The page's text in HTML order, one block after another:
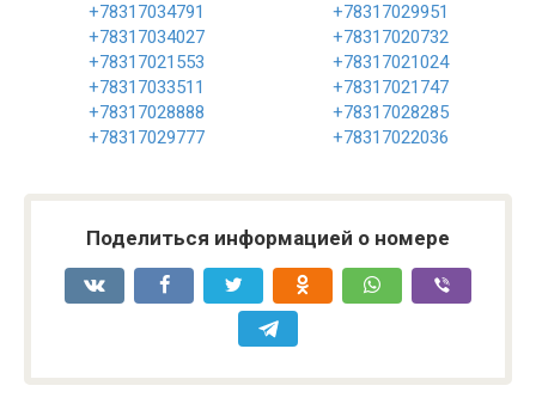
+78317034791
+78317029951
+78317034027
+78317020732
+78317021553
+78317021024
+78317033511
+78317021747
+78317028888
+78317028285
+78317029777
+78317022036
Поделиться информацией о номере